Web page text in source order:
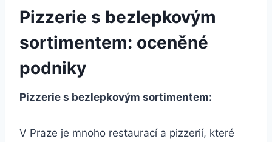
Pizzerie s bezlepkovým
sortimentem: oceněné
podniky
Pizzerie s bezlepkovým sortimentem:
V Praze je mnoho restaurací a pizzerií, které